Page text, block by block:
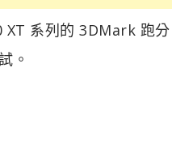
系列的 3DMark 跑
。